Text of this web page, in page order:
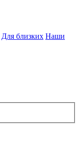
Для близких Наши